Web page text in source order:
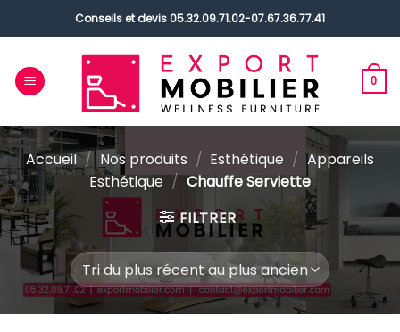
au
Conseils et devis 05.32.09.71.02-07.67.36.77.41
0
Accueil / Nos produits / Esthétique / Appareils
Esthétique / Chauffe Serviette
FILTRER